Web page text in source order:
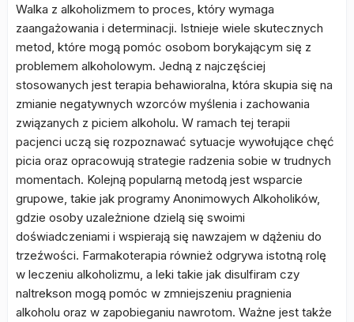
Walka z alkoholizmem to proces, który wymaga
zaangażowania i determinacji. Istnieje wiele skutecznych
metod, które mogą pomóc osobom borykającym się z
problemem alkoholowym. Jedną z najczęściej
stosowanych jest terapia behawioralna, która skupia się na
zmianie negatywnych wzorców myślenia i zachowania
związanych z piciem alkoholu. W ramach tej terapii
pacjenci uczą się rozpoznawać sytuacje wywołujące chęć
picia oraz opracowują strategie radzenia sobie w trudnych
momentach. Kolejną popularną metodą jest wsparcie
grupowe, takie jak programy Anonimowych Alkoholików,
gdzie osoby uzależnione dzielą się swoimi
doświadczeniami i wspierają się nawzajem w dążeniu do
trzeźwości. Farmakoterapia również odgrywa istotną rolę
w leczeniu alkoholizmu, a leki takie jak disulfiram czy
naltrekson mogą pomóc w zmniejszeniu pragnienia
alkoholu oraz w zapobieganiu nawrotom. Ważne jest także